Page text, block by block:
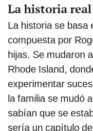
La historia real
La historia se basa
compuesta por
hijas. Se mudaron
Rhode Island,
experimentar
la familia se mudó
sabían que se
sería un capítulo